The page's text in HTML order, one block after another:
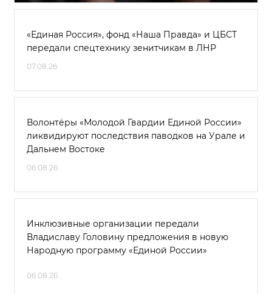
«Единая Россия», фонд «Наша Правда» и ЦБСТ
передали спецтехнику зенитчикам в ЛНР
07.08.26
Волонтёры «Молодой Гвардии Единой России»
ликвидируют последствия паводков на Урале и
Дальнем Востоке
06.08.26
Инклюзивные организации передали
Владиславу Головину предложения в новую
Народную программу «Единой России»
06.08.26